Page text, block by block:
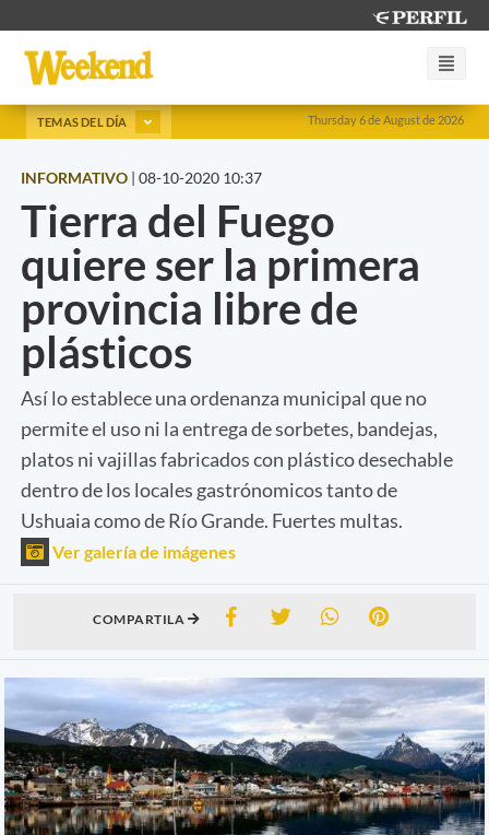
Thursday 6 de August de 2026
TEMAS DEL DÍA
INFORMATIVO | 08-10-2020 10:37
Tierra del Fuego
quiere ser la primera
provincia libre de
plásticos
Así lo establece una ordenanza municipal que no
permite el uso ni la entrega de sorbetes, bandejas,
platos ni vajillas fabricados con plástico desechable
dentro de los locales gastrónomicos tanto de
Ushuaia como de Río Grande. Fuertes multas.
Ver galería de imágenes
COMPARTILA